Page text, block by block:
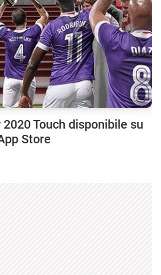
Touch disponibile su
Store